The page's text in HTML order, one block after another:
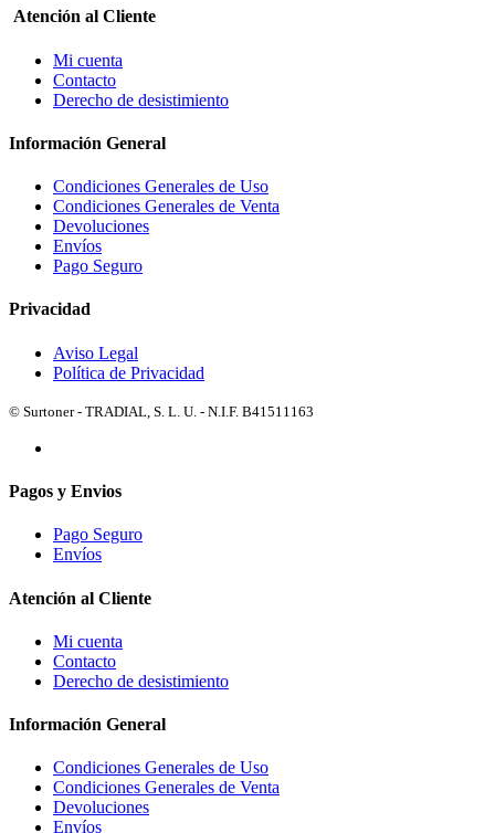
Atención al Cliente
Mi cuenta
Contacto
Derecho de desistimiento
Información General
Condiciones Generales de Uso
Condiciones Generales de Venta
Devoluciones
Envíos
Pago Seguro
Privacidad
Aviso Legal
Política de Privacidad
© Surtoner - TRADIAL, S. L. U. - N.I.F. B41511163
Pagos y Envios
Pago Seguro
Envíos
Atención al Cliente
Mi cuenta
Contacto
Derecho de desistimiento
Información General
Condiciones Generales de Uso
Condiciones Generales de Venta
Devoluciones
Envíos